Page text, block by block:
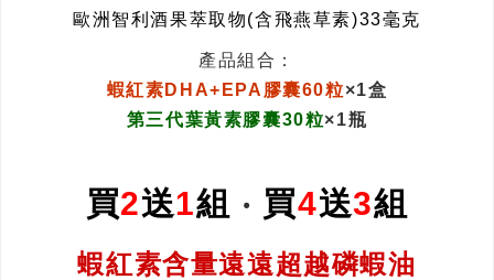
歐洲智利酒果萃取物(含飛燕草素)33毫克
產品組合：
蝦紅素DHA+EPA膠囊60粒×1盒
第三代葉黃素膠囊30粒×1瓶
買2送1組 ‧ 買4送3組
蝦紅素含量遠遠超越磷蝦油